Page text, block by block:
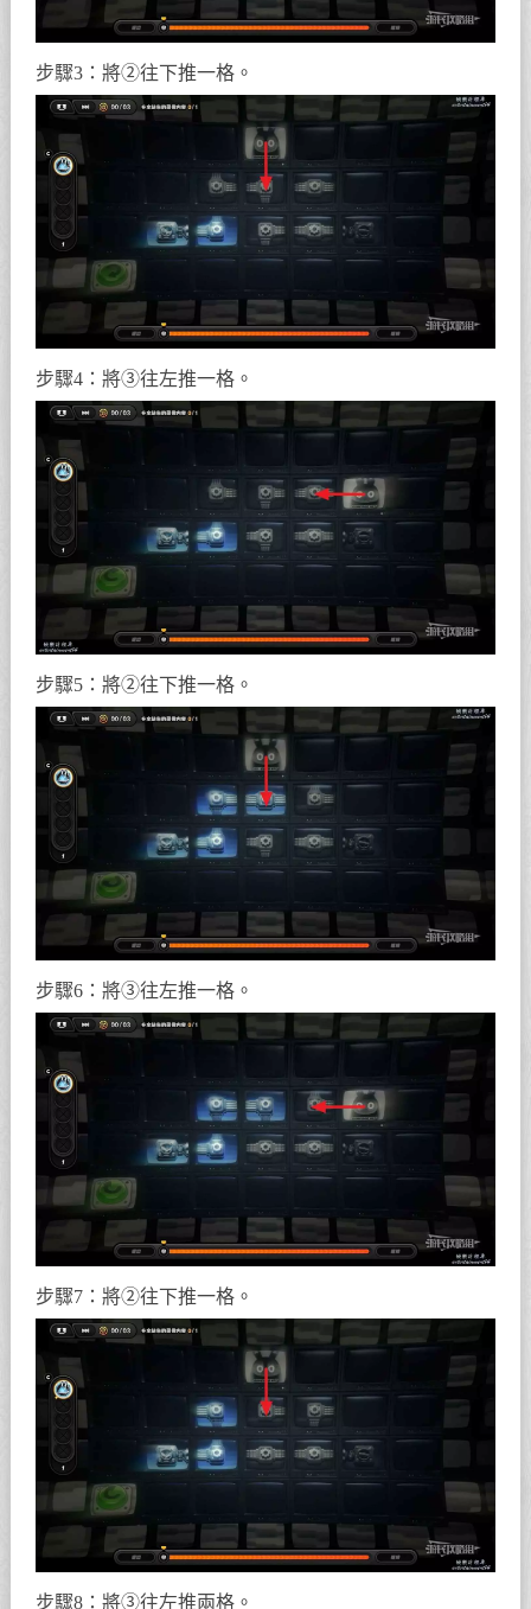
步驟3：將②往下推一格。
步驟4：將③往左推一格。
步驟5：將②往下推一格。
步驟6：將③往左推一格。
步驟7：將②往下推一格。
步驟8：將③往左推兩格。